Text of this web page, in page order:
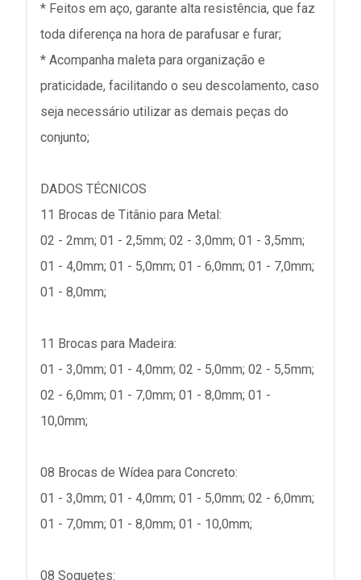
* Feitos em aço, garante alta resistência, que faz
toda diferença na hora de parafusar e furar;
* Acompanha maleta para organização e
praticidade, facilitando o seu descolamento, caso
seja necessário utilizar as demais peças do
conjunto;
DADOS TÉCNICOS
11 Brocas de Titânio para Metal:
02 - 2mm; 01 - 2,5mm; 02 - 3,0mm; 01 - 3,5mm;
01 - 4,0mm; 01 - 5,0mm; 01 - 6,0mm; 01 - 7,0mm;
01 - 8,0mm;
11 Brocas para Madeira:
01 - 3,0mm; 01 - 4,0mm; 02 - 5,0mm; 02 - 5,5mm;
02 - 6,0mm; 01 - 7,0mm; 01 - 8,0mm; 01 -
10,0mm;
08 Brocas de Wídea para Concreto:
01 - 3,0mm; 01 - 4,0mm; 01 - 5,0mm; 02 - 6,0mm;
01 - 7,0mm; 01 - 8,0mm; 01 - 10,0mm;
08 Soquetes: